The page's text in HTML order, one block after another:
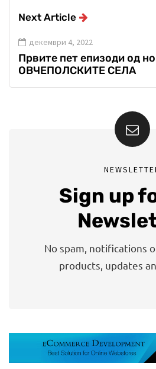
Next Article
декември 4, 2022
Првите пет епизоди од
ОВЧЕПОЛСКИТЕ СЕЛА
Sign up
No spam, notifications
products, updates